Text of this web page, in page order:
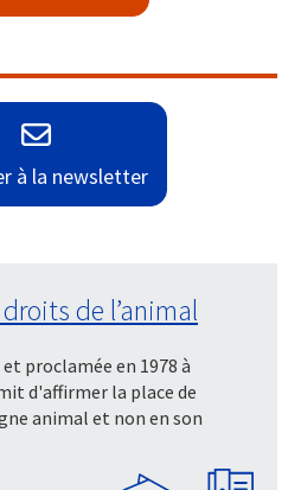
à la newsletter
de l’animal
proclamée en 1978 à
d'affirmer la place de
animal et non en son